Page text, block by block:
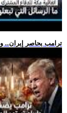
.. ترامب يحاصر